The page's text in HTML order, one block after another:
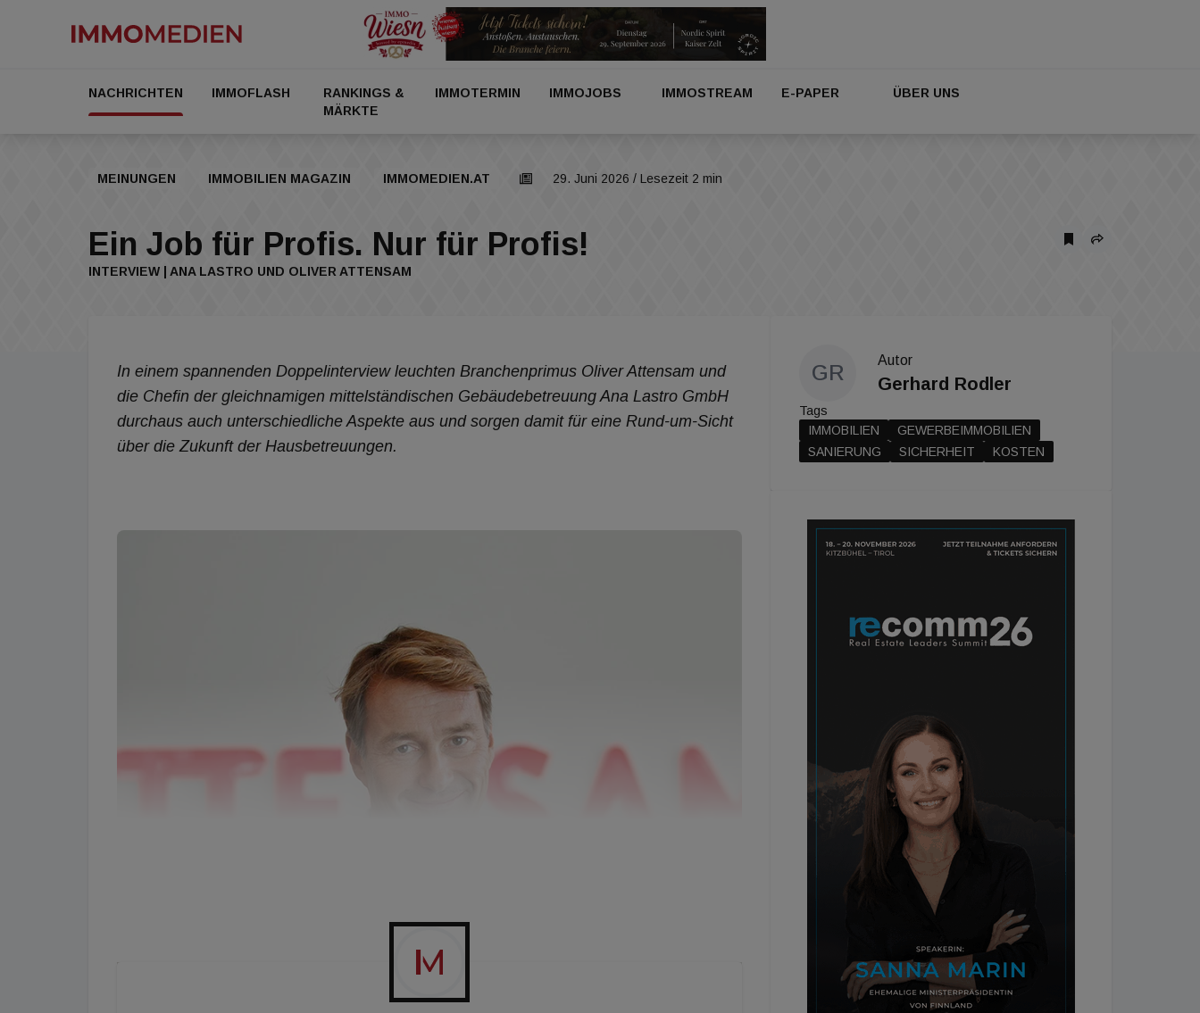
NACHRICHTEN IMMOFLASH
RANKINGS &
MÄRKTE
IMMOTERMIN IMMOJOBS IMMOSTREAM E-PAPER ÜBER UNS
MEINUNGEN IMMOBILIEN MAGAZIN IMMOMEDIEN.AT 29. Juni 2026 / Lesezeit 2 min
Ein Job für Profis. Nur für Profis!
INTERVIEW | ANA LASTRO UND OLIVER ATTENSAM
In einem spannenden Doppelinterview leuchten Branchenprimus Oliver Attensam und
die Chefin der gleichnamigen mittelständischen Gebäudebetreuung Ana Lastro GmbH
durchaus auch unterschiedliche Aspekte aus und sorgen damit für eine Rund-um-Sicht
über die Zukunft der Hausbetreuungen.
GR
Autor
Gerhard Rodler
Tags
IMMOBILIEN
GEWERBEIMMOBILIEN
SANIERUNG
SICHERHEIT KOSTEN